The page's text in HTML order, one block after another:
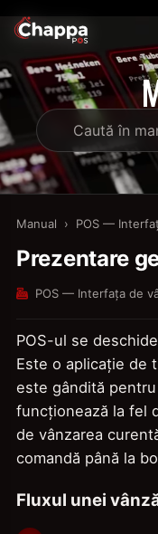
Manual › POS —
Prezentare
POS — Interfața de
POS-ul se
Este o aplicație de
este gândită
funcționează la fel
de vânzarea
comandă până la
Fluxul unei